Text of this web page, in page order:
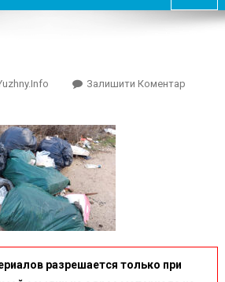
Залишити КоментарOn
разрешается только при